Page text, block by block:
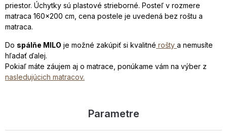
priestor. Úchytky sú plastové strieborné. Posteľ v rozmere
matraca 160x200 cm, cena postele je uvedená bez roštu a
matraca.
Do spálňe MILO je možné zakúpiť si kvalitné rošty a nemusíte
hľadať ďalej.
Pokiaľ máte záujem aj o matrace, ponúkame vám na výber z
nasledujúcich matracov.
Parametre